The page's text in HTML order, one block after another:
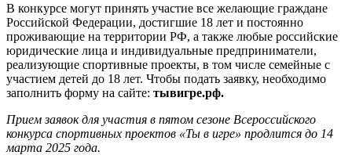
В конкурсе могут принять участие все желающие граждане
Российской Федерации, достигшие 18 лет и постоянно
проживающие на территории РФ, а также любые российские
юридические лица и индивидуальные предприниматели,
реализующие спортивные проекты, в том числе семейные с
участием детей до 18 лет. Чтобы подать заявку, необходимо
заполнить форму на сайте: тывигре.рф.
Прием заявок для участия в пятом сезоне Всероссийского
конкурса спортивных проектов «Ты в игре» продлится до 14
марта 2025 года.